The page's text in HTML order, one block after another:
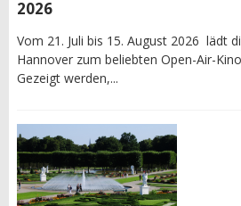
2026
Vom 21. Juli bis 15. August 2026 lädt
Hannover zum beliebten Open-Air-
Gezeigt werden,...